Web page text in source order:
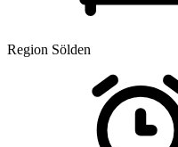
Region Sölden